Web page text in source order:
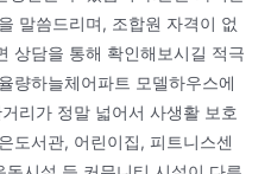
말씀드리며, 조합원 자격이 없
상담을 통해 확인해보시길 적극
량하늘체어파트 모델하우스에
리가 정말 넓어서 사생활 보호
도서관, 어린이집, 피트니스센